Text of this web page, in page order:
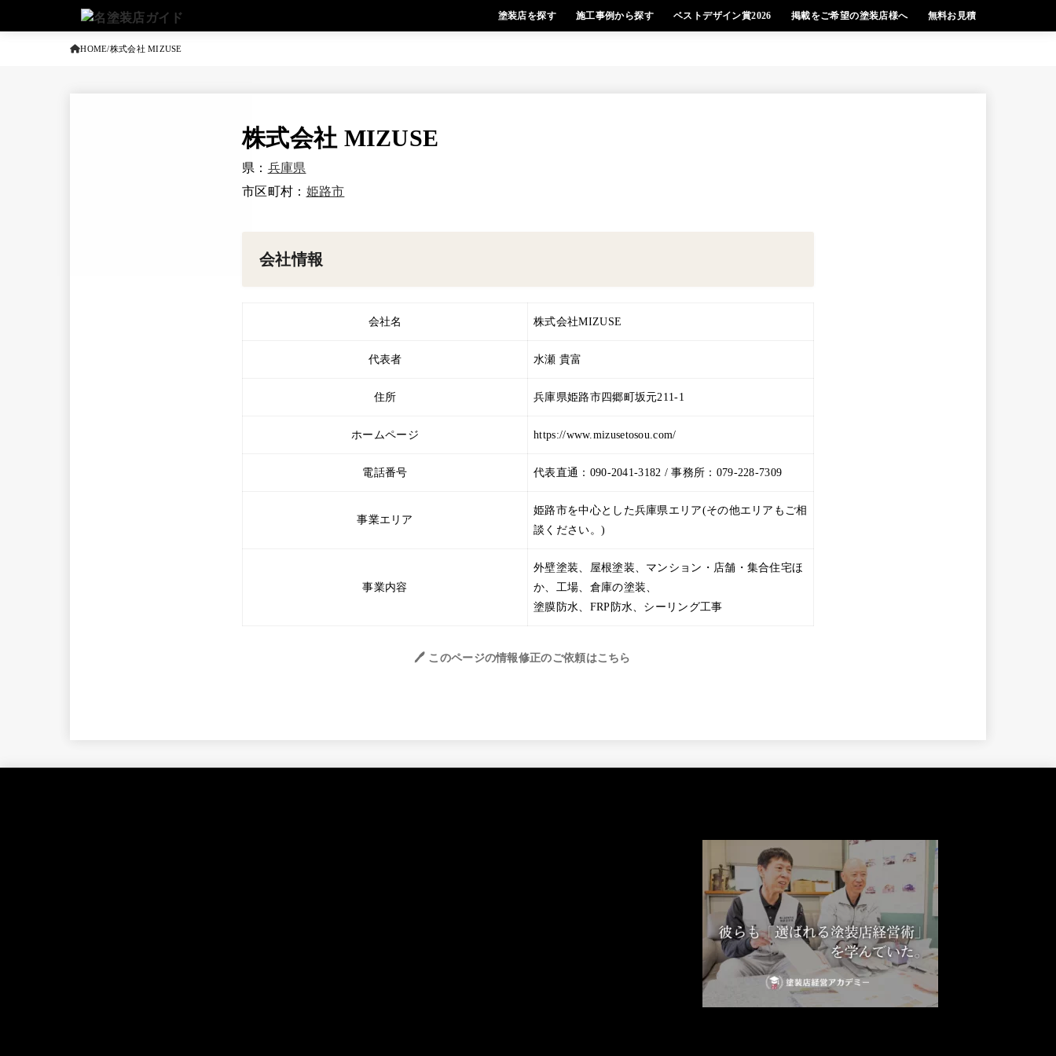
塗装店を探す 施工事例から探す ベストデザイン賞2026 掲載をご希望の塗装店様へ 無料お見積
HOME 株式会社 MIZUSE
株式会社 MIZUSE
県： 兵庫県
市区町村： 姫路市
会社情報
会社名 株式会社MIZUSE
代表者 水瀬 貴富
住所 兵庫県姫路市四郷町坂元211-1
ホームページ https://www.mizusetosou.com/
電話番号 代表直通：090-2041-3182 / 事務所：079-228-7309
事業エリア
姫路市を中心とした兵庫県エリア(その他エリアもご相
談ください。)
事業内容
外壁塗装、屋根塗装、マンション・店舗・集合住宅ほ
か、工場、倉庫の塗装、
塗膜防水、FRP防水、シーリング工事
🖊️ このページの情報修正のご依頼はこちら